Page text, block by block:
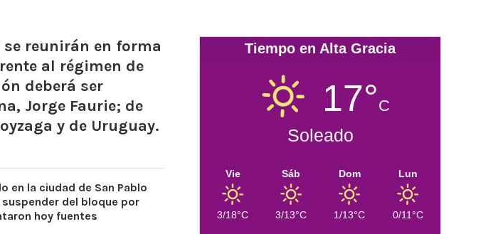
reunirán en forma
al régimen de
deberá ser
Jorge Faurie; de
y de Uruguay.
en la ciudad de San Pablo
del bloque por
hoy fuentes
Tiempo en Alta Gracia
17°C
Soleado
Vie
3/18°C
Sáb
3/13°C
Dom
1/13°C
Lun
0/11°C